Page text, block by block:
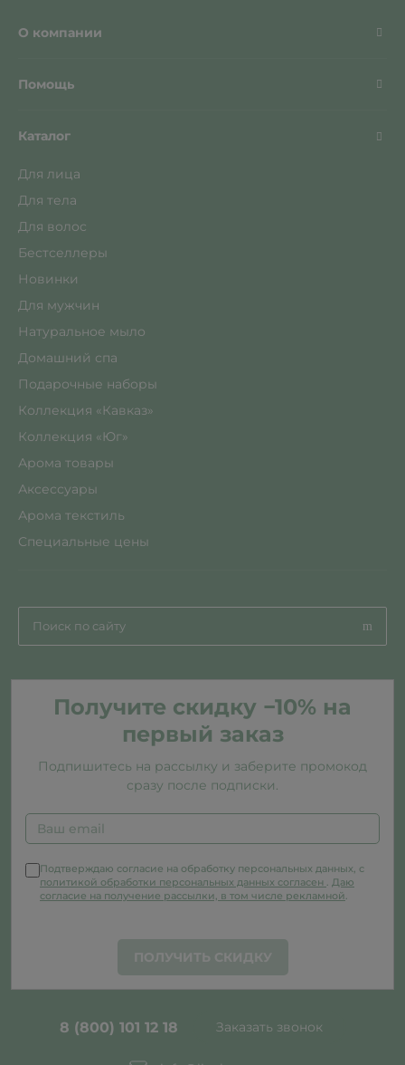
О компании
Помощь
Каталог
Для лица
Для тела
Для волос
Бестселлеры
Новинки
Для мужчин
Натуральное мыло
Домашний спа
Подарочные наборы
Коллекция «Кавказ»
Коллекция «Юг»
Арома товары
Аксессуары
Арома текстиль
Специальные цены
8 (800) 101 12 18 Заказать звонок
Получите скидку −10% на
первый заказ
Подпишитесь на рассылку и заберите промокод
сразу после подписки.
Подтверждаю согласие на обработку персональных данных, с
политикой обработки персональных данных согласен . Даю
согласие на получение рассылки, в том числе рекламной.
ПОЛУЧИТЬ СКИДКУ